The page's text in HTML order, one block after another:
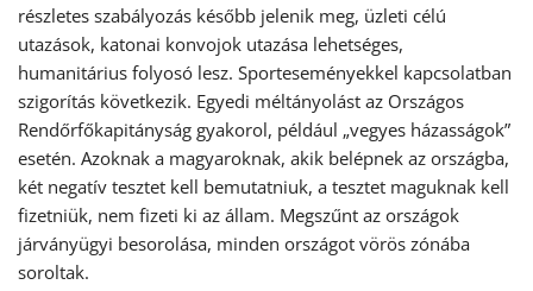
részletes szabályozás később jelenik meg, üzleti célú
utazások, katonai konvojok utazása lehetséges,
humanitárius folyosó lesz. Sporteseményekkel kapcsolatban
szigorítás következik. Egyedi méltányolást az Országos
Rendőrfőkapitányság gyakorol, például „vegyes házasságok”
esetén. Azoknak a magyaroknak, akik belépnek az országba,
két negatív tesztet kell bemutatniuk, a tesztet maguknak kell
fizetniük, nem fizeti ki az állam. Megszűnt az országok
járványügyi besorolása, minden országot vörös zónába
soroltak.